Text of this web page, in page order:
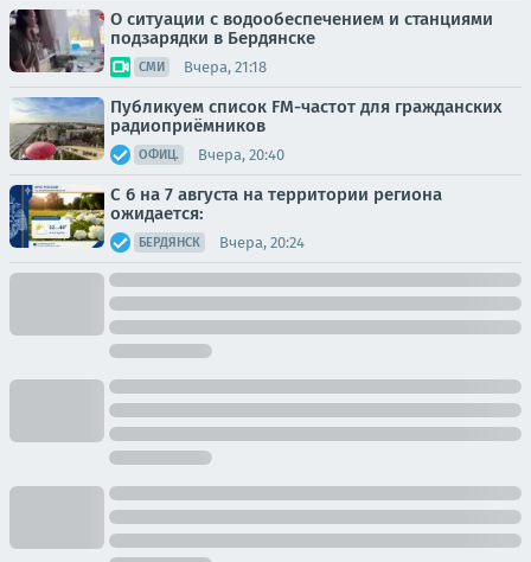
О ситуации с водообеспечением и станциями
подзарядки в Бердянске
СМИ Вчера, 21:18
Публикуем список FM-частот для гражданских
радиоприёмников
ОФИЦ. Вчера, 20:40
С 6 на 7 августа на территории региона
ожидается:
БЕРДЯНСК Вчера, 20:24